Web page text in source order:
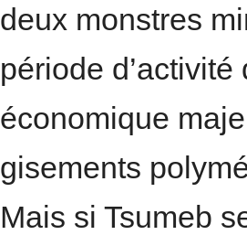
deux monstres
période
économique
gisements
Mais si Tsumeb